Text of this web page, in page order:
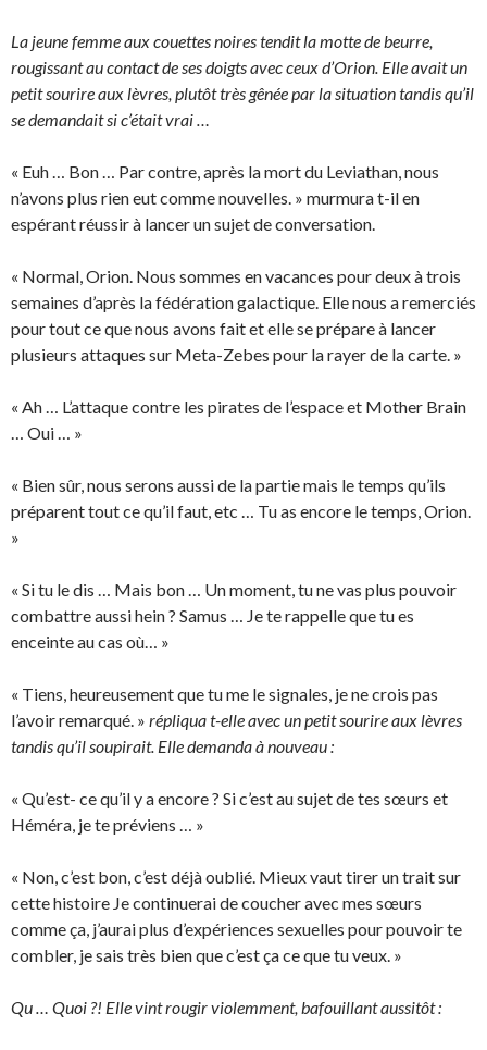
La jeune femme aux couettes noires tendit la motte de beurre,
rougissant au contact de ses doigts avec ceux d’Orion. Elle avait un
petit sourire aux lèvres, plutôt très gênée par la situation tandis qu’il
se demandait si c’était vrai …
« Euh … Bon … Par contre, après la mort du Leviathan, nous
n’avons plus rien eut comme nouvelles. » murmura t-il en
espérant réussir à lancer un sujet de conversation.
« Normal, Orion. Nous sommes en vacances pour deux à trois
semaines d’après la fédération galactique. Elle nous a remerciés
pour tout ce que nous avons fait et elle se prépare à lancer
plusieurs attaques sur Meta-Zebes pour la rayer de la carte. »
« Ah … L’attaque contre les pirates de l’espace et Mother Brain
… Oui … »
« Bien sûr, nous serons aussi de la partie mais le temps qu’ils
préparent tout ce qu’il faut, etc … Tu as encore le temps, Orion.
»
« Si tu le dis … Mais bon … Un moment, tu ne vas plus pouvoir
combattre aussi hein ? Samus … Je te rappelle que tu es
enceinte au cas où… »
« Tiens, heureusement que tu me le signales, je ne crois pas
l’avoir remarqué. » répliqua t-elle avec un petit sourire aux lèvres
tandis qu’il soupirait. Elle demanda à nouveau :
« Qu’est- ce qu’il y a encore ? Si c’est au sujet de tes sœurs et
Héméra, je te préviens … »
« Non, c’est bon, c’est déjà oublié. Mieux vaut tirer un trait sur
cette histoire Je continuerai de coucher avec mes sœurs
comme ça, j’aurai plus d’expériences sexuelles pour pouvoir te
combler, je sais très bien que c’est ça ce que tu veux. »
Qu … Quoi ?! Elle vint rougir violemment, bafouillant aussitôt :